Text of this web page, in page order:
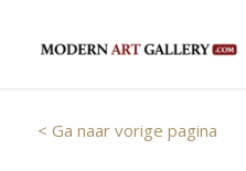
< Ga naar vorige pagina